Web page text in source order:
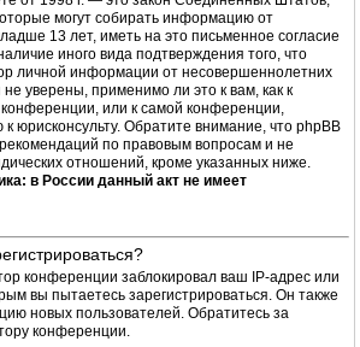
могут собирать информацию от
13 лет, иметь на это письменное согласие
иного вида подтверждения того, что
личной информации от несовершеннолетних
уверены, применимо ли это к вам, как к
или к самой конференции,
юрисконсульту. Обратите внимание, что phpBB
по правовым вопросам и не
отношений, кроме указанных ниже.
в России данный акт не имеет
конференции заблокировал ваш IP-адрес или
вы пытаетесь зарегистрироваться. Он также
новых пользователей. Обратитесь за
конференции.